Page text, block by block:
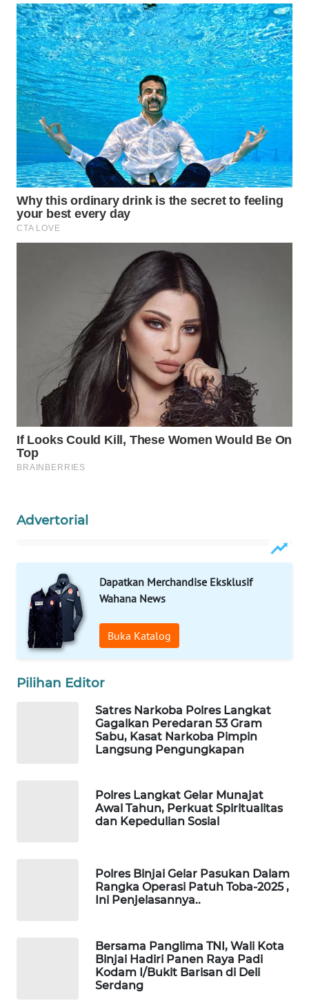
Advertorial
Dapatkan Merchandise Eksklusif
Wahana News
Buka Katalog
Pilihan Editor
Satres Narkoba Polres Langkat
Gagalkan Peredaran 53 Gram
Sabu, Kasat Narkoba Pimpin
Langsung Pengungkapan
Polres Langkat Gelar Munajat
Awal Tahun, Perkuat Spiritualitas
dan Kepedulian Sosial
Polres Binjai Gelar Pasukan Dalam
Rangka Operasi Patuh Toba-2025 ,
Ini Penjelasannya..
Bersama Panglima TNI, Wali Kota
Binjai Hadiri Panen Raya Padi
Kodam I/Bukit Barisan di Deli
Serdang
WAHANA
OTOMOTIF
WAHANA
HEALTH
WAHANA
DESA
WISATA
LAPAK
WAHANA
MASYARAKAT
KELISTRIKAN
WALINKI
ID
MAWAKA
ID
NET
MKLI
LPKKI
LKKI